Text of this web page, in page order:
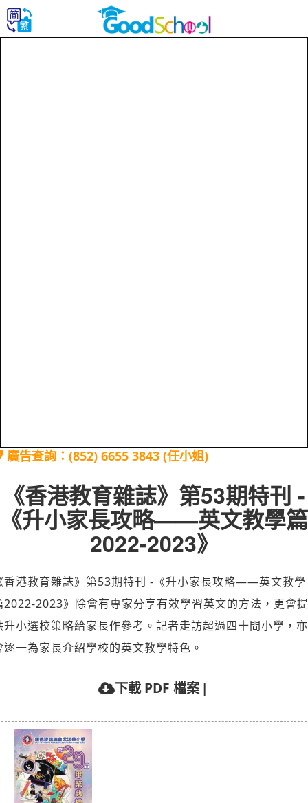
廣告查詢：(852) 6655 3843 (任小姐)
《香港教育雜誌》第53期特刊 -
《升小家長攻略——英文教學篇
2022-2023》
香港教育雜誌》第53期特刊 -《升小家長攻略——英文教學
2022-2023》除會有專家分享有效學習英文的方法，更會提
升小選校策略給家長作參考。記者走訪超過四十間小學，亦
逐一為家長介紹學校的英文教學特色。
下載 PDF 檔案 |